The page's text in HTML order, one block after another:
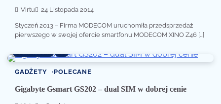
Virtu 24 Listopada 2014
Styczeń 2013 – Firma MODECOM uruchomiła przedsprzedaż
pierwszego w swojej ofercie smartfonu MODECOM XINO Z46 […]
GADŻETY POLECANE
Gigabyte Gsmart GS202 – dual SIM w dobrej cenie